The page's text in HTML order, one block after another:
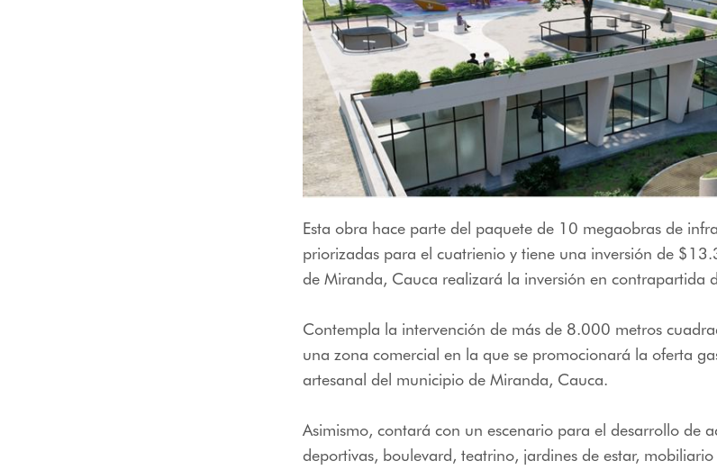
Esta obra hace parte del paquete de 10 megaobras de
priorizadas para el cuatrienio y tiene una inversión de
de Miranda, Cauca realizará la inversión en contrapartida
Contempla la intervención de más de 8.000 metros
una zona comercial en la que se promocionará la oferta
artesanal del municipio de Miranda, Cauca.
Asimismo, contará con un escenario para el desarrollo de
deportivas, boulevard, teatrino, jardines de estar,